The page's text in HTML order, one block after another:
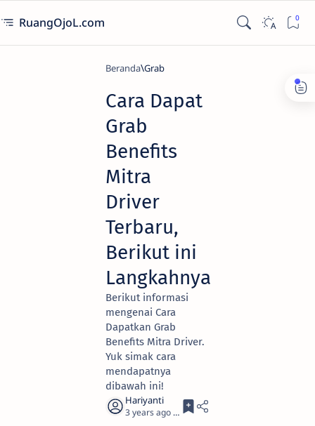
RuangOjoL.com
Beranda Grab
Cara Dapat
Grab
Benefits
Mitra
Driver
Terbaru,
Berikut ini
Langkahnya
Berikut informasi
mengenai Cara
Dapatkan Grab
Benefits Mitra Driver.
Yuk simak cara
mendapatnya
dibawah ini!
3 years ago 3